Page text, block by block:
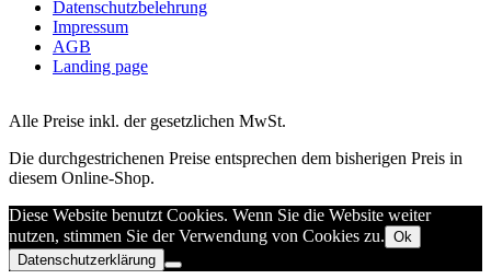
Datenschutzbelehrung
Impressum
AGB
Landing page
Alle Preise inkl. der gesetzlichen MwSt.
Die durchgestrichenen Preise entsprechen dem bisherigen Preis in
diesem Online-Shop.
Diese Website benutzt Cookies. Wenn Sie die Website weiter
nutzen, stimmen Sie der Verwendung von Cookies zu. Ok
Datenschutzerklärung